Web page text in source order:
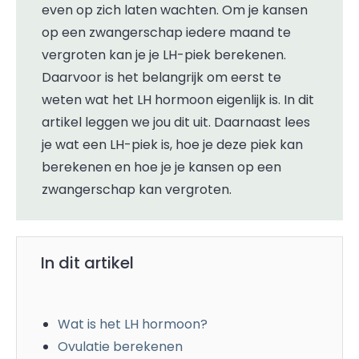
even op zich laten wachten. Om je kansen
op een zwangerschap iedere maand te
vergroten kan je je LH-piek berekenen.
Daarvoor is het belangrijk om eerst te
weten wat het LH hormoon eigenlijk is. In dit
artikel leggen we jou dit uit. Daarnaast lees
je wat een LH-piek is, hoe je deze piek kan
berekenen en hoe je je kansen op een
zwangerschap kan vergroten.
In dit artikel
Wat is het LH hormoon?
Ovulatie berekenen